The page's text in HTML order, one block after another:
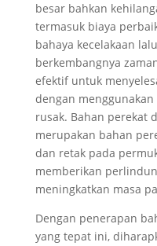
besar bahkan
termasuk biaya
bahaya kecelakaan
berkembangnya
efektif untuk
dengan
rusak. Bahan perekat
merupakan bahan
dan retak pada
memberikan
meningkatkan masa
Dengan penerapan
yang tepat ini,